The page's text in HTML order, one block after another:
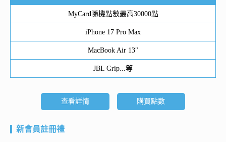
MyCard隨機點數最高30000點
iPhone 17 Pro Max
MacBook Air 13"
JBL Grip...等
查看詳情 購買點數
新會員註冊禮